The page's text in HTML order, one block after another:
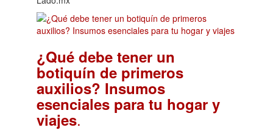
¿Qué debe tener un
botiquín de primeros
auxilios? Insumos
esenciales para tu hogar y
viajes.